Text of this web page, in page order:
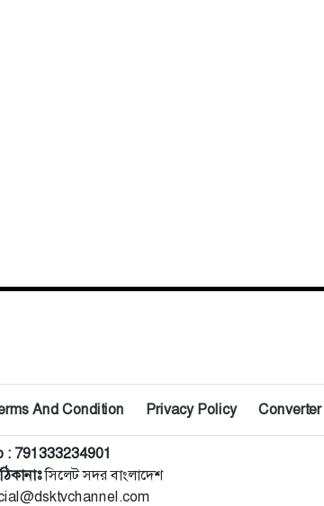
And Condition Privacy Policy Converter
: 791333234901
সিলেট সদর বাংলাদেশ